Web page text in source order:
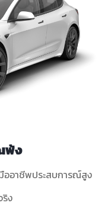
พ้ง
อาชีพประสบการณ์สูง
ง